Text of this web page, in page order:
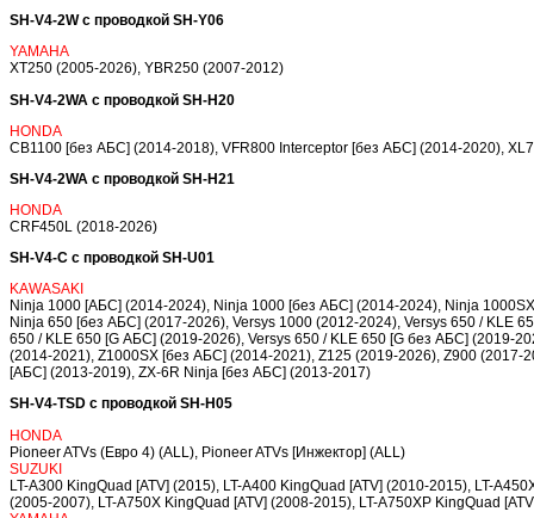
SH-V4-2W с проводкой SH-Y06
YAMAHA
XT250 (2005-2026), YBR250 (2007-2012)
SH-V4-2WA с проводкой SH-H20
HONDA
CB1100 [без АБС] (2014-2018), VFR800 Interceptor [без АБС] (2014-2020),
SH-V4-2WA с проводкой SH-H21
HONDA
CRF450L (2018-2026)
SH-V4-C с проводкой SH-U01
KAWASAKI
Ninja 1000 [АБС] (2014-2024), Ninja 1000 [без АБС] (2014-2024), Ninja
Ninja 650 [без АБС] (2017-2026), Versys 1000 (2012-2024), Versys 650 / KLE
650 / KLE 650 [G АБС] (2019-2026), Versys 650 / KLE 650 [G без АБС] (2019-
(2014-2021), Z1000SX [без АБС] (2014-2021), Z125 (2019-2026), Z900
[АБС] (2013-2019), ZX-6R Ninja [без АБС] (2013-2017)
SH-V4-TSD с проводкой SH-H05
HONDA
Pioneer ATVs (Евро 4) (ALL), Pioneer ATVs [Инжектор] (ALL)
SUZUKI
LT-A300 KingQuad [ATV] (2015), LT-A400 KingQuad [ATV] (2010-2015), LT-
(2005-2007), LT-A750X KingQuad [ATV] (2008-2015), LT-A750XP KingQuad